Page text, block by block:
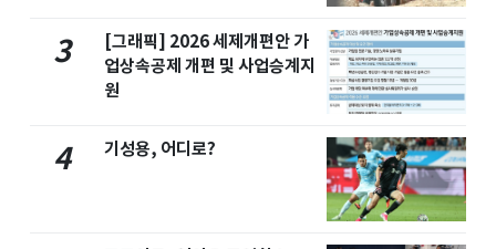
3
[그래픽] 2026 세제개편안 가
업상속공제 개편 및 사업승계지
원
4 기성용, 어디로?